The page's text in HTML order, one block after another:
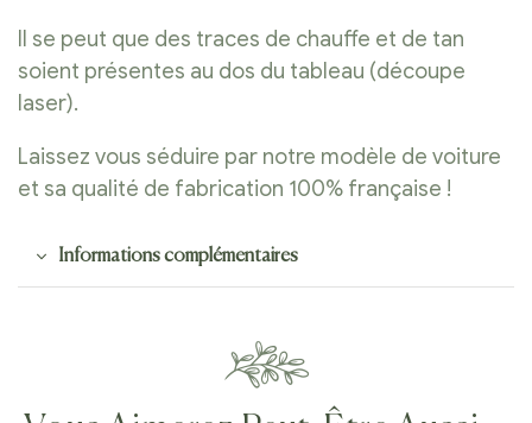
Il se peut que des traces de chauffe et de tan
soient présentes au dos du tableau (découpe
laser).
Laissez vous séduire par notre modèle de voiture
et sa qualité de fabrication 100% française !
Informations complémentaires